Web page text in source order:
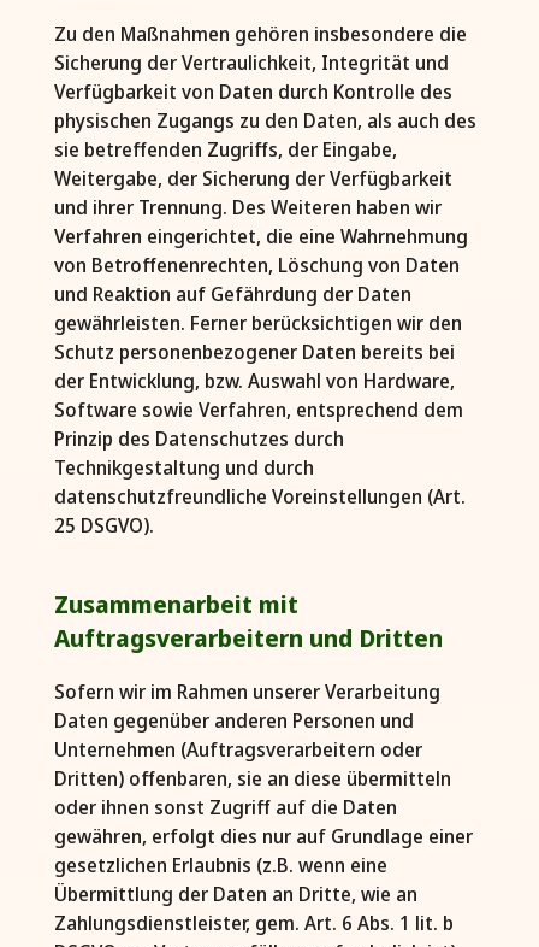
Zu den Maßnahmen gehören insbesondere die
Sicherung der Vertraulichkeit, Integrität und
Verfügbarkeit von Daten durch Kontrolle des
physischen Zugangs zu den Daten, als auch des
sie betreffenden Zugriffs, der Eingabe,
Weitergabe, der Sicherung der Verfügbarkeit
und ihrer Trennung. Des Weiteren haben wir
Verfahren eingerichtet, die eine Wahrnehmung
von Betroffenenrechten, Löschung von Daten
und Reaktion auf Gefährdung der Daten
gewährleisten. Ferner berücksichtigen wir den
Schutz personenbezogener Daten bereits bei
der Entwicklung, bzw. Auswahl von Hardware,
Software sowie Verfahren, entsprechend dem
Prinzip des Datenschutzes durch
Technikgestaltung und durch
datenschutzfreundliche Voreinstellungen (Art.
25 DSGVO).
Zusammenarbeit mit
Auftragsverarbeitern und Dritten
Sofern wir im Rahmen unserer Verarbeitung
Daten gegenüber anderen Personen und
Unternehmen (Auftragsverarbeitern oder
Dritten) offenbaren, sie an diese übermitteln
oder ihnen sonst Zugriff auf die Daten
gewähren, erfolgt dies nur auf Grundlage einer
gesetzlichen Erlaubnis (z.B. wenn eine
Übermittlung der Daten an Dritte, wie an
Zahlungsdienstleister, gem. Art. 6 Abs. 1 lit. b